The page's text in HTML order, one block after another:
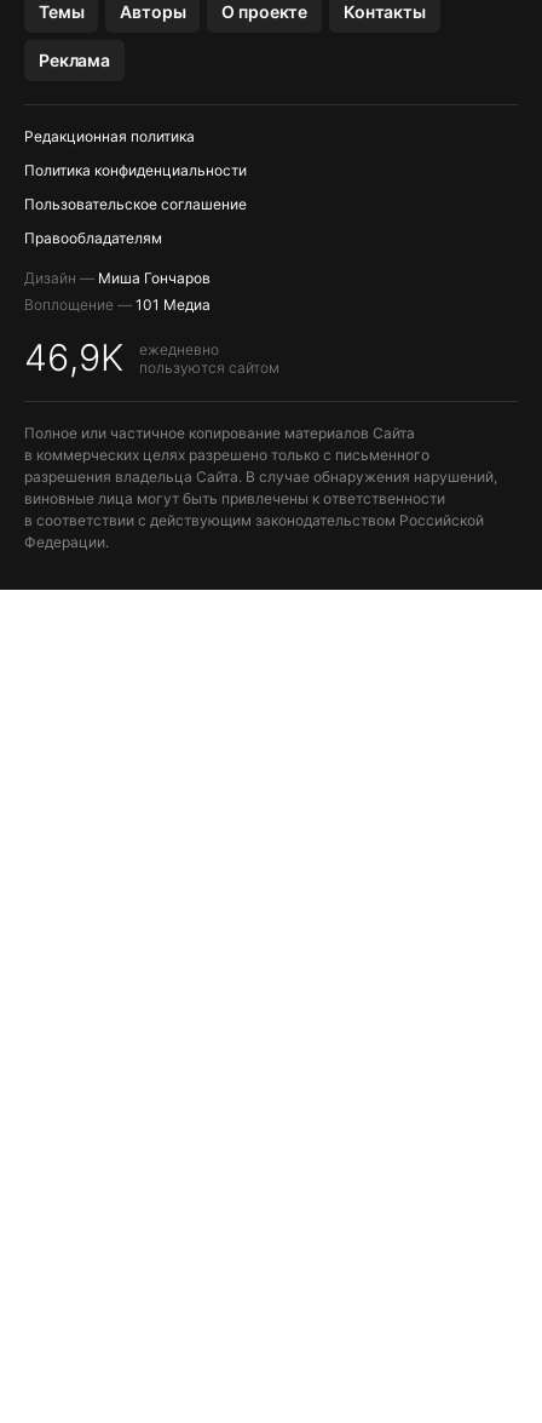
Темы Авторы О проекте Контакты
Реклама
Редакционная политика
Политика конфиденциальности
Пользовательское соглашение
Правообладателям
Дизайн — Миша Гончаров
Воплощение — 101 Медиа
46,9K
ежедневно
пользуются сайтом
Полное или частичное копирование материалов Сайта
в коммерческих целях разрешено только с письменного
разрешения владельца Сайта. В случае обнаружения нарушений,
виновные лица могут быть привлечены к ответственности
в соответствии с действующим законодательством Российской
Федерации.